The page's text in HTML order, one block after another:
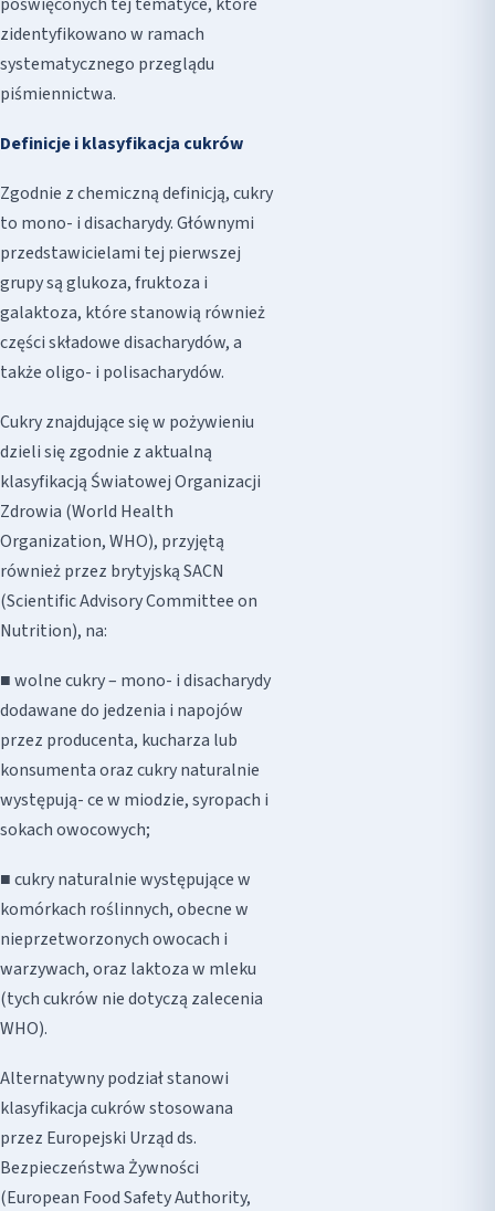
zidentyfikowano w ramach
systematycznego przeglądu
piśmiennictwa.
Definicje i klasyfikacja cukrów
Zgodnie z chemiczną definicją, cukry
to mono- i disacharydy. Głównymi
przedstawicielami tej pierwszej
grupy są glukoza, fruktoza i
galaktoza, które stanowią również
części składowe disacharydów, a
także oligo- i polisacharydów.
Cukry znajdujące się w pożywieniu
dzieli się zgodnie z aktualną
klasyfikacją Światowej Organizacji
Zdrowia (World Health
Organization, WHO), przyjętą
również przez brytyjską SACN
(Scientific Advisory Committee on
Nutrition), na:
■ wolne cukry – mono- i disacharydy
dodawane do jedzenia i napojów
przez producenta, kucharza lub
konsumenta oraz cukry naturalnie
występują- ce w miodzie, syropach i
sokach owocowych;
■ cukry naturalnie występujące w
komórkach roślinnych, obecne w
nieprzetworzonych owocach i
warzywach, oraz laktoza w mleku
(tych cukrów nie dotyczą zalecenia
WHO).
Alternatywny podział stanowi
klasyfikacja cukrów stosowana
przez Europejski Urząd ds.
Bezpieczeństwa Żywności
(European Food Safety Authority,